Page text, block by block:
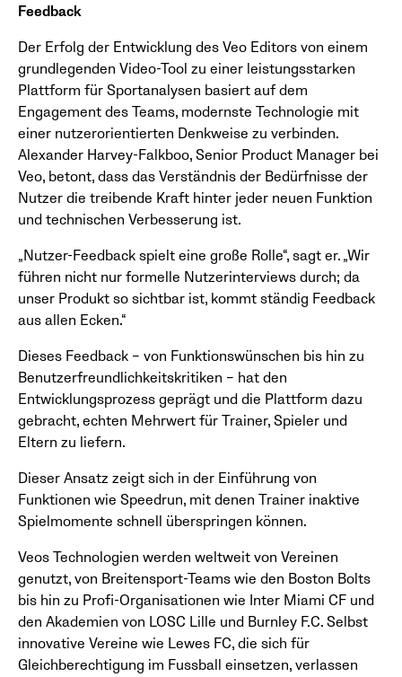
Feedback
Der Erfolg der Entwicklung des Veo Editors von einem
grundlegenden Video-Tool zu einer leistungsstarken
Plattform für Sportanalysen basiert auf dem
Engagement des Teams, modernste Technologie mit
einer nutzerorientierten Denkweise zu verbinden.
Alexander Harvey-Falkboo, Senior Product Manager bei
Veo, betont, dass das Verständnis der Bedürfnisse der
Nutzer die treibende Kraft hinter jeder neuen Funktion
und technischen Verbesserung ist.
„Nutzer-Feedback spielt eine große Rolle“, sagt er. „Wir
führen nicht nur formelle Nutzerinterviews durch; da
unser Produkt so sichtbar ist, kommt ständig Feedback
aus allen Ecken.“
Dieses Feedback – von Funktionswünschen bis hin zu
Benutzerfreundlichkeitskritiken – hat den
Entwicklungsprozess geprägt und die Plattform dazu
gebracht, echten Mehrwert für Trainer, Spieler und
Eltern zu liefern.
Dieser Ansatz zeigt sich in der Einführung von
Funktionen wie Speedrun, mit denen Trainer inaktive
Spielmomente schnell überspringen können.
Veos Technologien werden weltweit von Vereinen
genutzt, von Breitensport-Teams wie den Boston Bolts
bis hin zu Profi-Organisationen wie Inter Miami CF und
den Akademien von LOSC Lille und Burnley F.C. Selbst
innovative Vereine wie Lewes FC, die sich für
Gleichberechtigung im Fussball einsetzen, verlassen